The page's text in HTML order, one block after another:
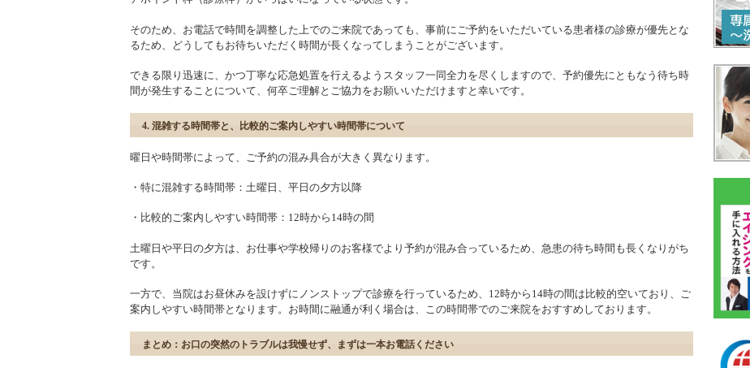
そのため、お電話で時間を調整した上でのご来院であっても、事前にご予約をいただいている患者様の診療が優先とな
るため、どうしてもお待ちいただく時間が長くなってしまうことがございます。
できる限り迅速に、かつ丁寧な応急処置を行えるようスタッフ一同全力を尽くしますので、予約優先にともなう待ち時
間が発生することについて、何卒ご理解とご協力をお願いいただけますと幸いです。
4. 混雑する時間帯と、比較的ご案内しやすい時間帯について
曜日や時間帯によって、ご予約の混み具合が大きく異なります。
・特に混雑する時間帯：土曜日、平日の夕方以降
・比較的ご案内しやすい時間帯：12時から14時の間
土曜日や平日の夕方は、お仕事や学校帰りのお客様でより予約が混み合っているため、急患の待ち時間も長くなりがち
です。
一方で、当院はお昼休みを設けずにノンストップで診療を行っているため、12時から14時の間は比較的空いており、ご
案内しやすい時間帯となります。お時間に融通が利く場合は、この時間帯でのご来院をおすすめしております。
まとめ：お口の突然のトラブルは我慢せず、まずは一本お電話ください